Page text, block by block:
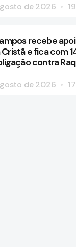
de 2026
recebe
e fica com
contra
de 2026